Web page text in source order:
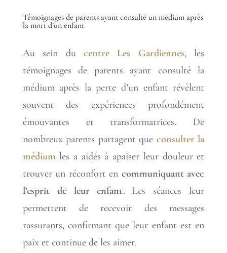
Témoignages de parents ayant consulté un médium après
la mort d’un enfant
Au sein du centre Les Gardiennes, les
témoignages de parents ayant consulté la
médium après la perte d’un enfant révèlent
souvent des expériences profondément
émouvantes et transformatrices. De
nombreux parents partagent que consulter la
médium les a aidés à apaiser leur douleur et
trouver un réconfort en communiquant avec
l’esprit de leur enfant. Les séances leur
permettent de recevoir des messages
rassurants, confirmant que leur enfant est en
paix et continue de les aimer.